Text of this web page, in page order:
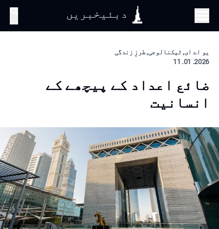
دبئیخبریں
یو اے ای, ٹیکنالوجی, طرزِ زندگی
2026. 01. 11
ضائع اعداد کے پیچھے کے
انسانیت